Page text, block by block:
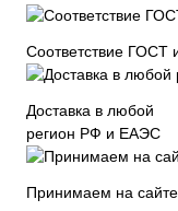
Соответствие ГОСТ
Доставка в любой
регион РФ и ЕАЭС
Принимаем на